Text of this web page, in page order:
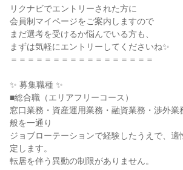
リクナビでエントリーされた方に
会員制マイページをご案内しますので
まだ選考を受けるか悩んでいる方も、
まずは気軽にエントリーしてくださいね✨
＝＝＝＝＝＝＝＝＝＝＝＝＝＝＝＝＝
✨ 募集職種 ✨
■総合職（エリアフリーコース）
窓口業務・資産運用業務・融資業務・渉外業
般を一通り
ジョブローテーションで経験したうえで、適
定します。
転居を伴う異動の制限がありません。